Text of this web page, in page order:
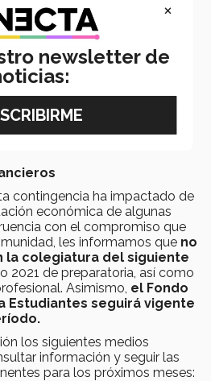
de Contingencia para
a las familias Tec que han
derivados de esta
miles de estudiantes
con descuentos, prórrogas,
acordes a cada situación.
contingencia ha impactado de
económica de algunas
con el compromiso que
les informamos que no
la colegiatura del siguiente
2021 de preparatoria, así como
Asimismo, el Fondo
Estudiantes seguirá vigente
los siguientes medios
información y seguir las
para los próximos meses:
×
newsletter de